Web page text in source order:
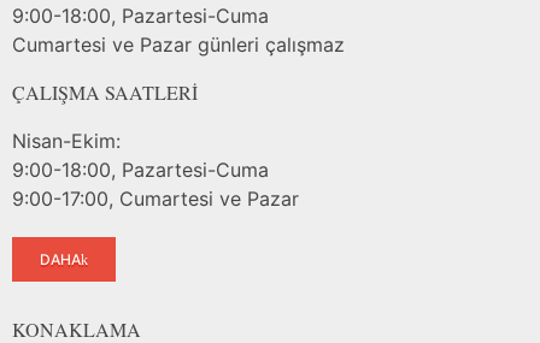
9:00-18:00, Pazartesi-Cuma
Cumartesi ve Pazar günleri çalışmaz
ÇALIŞMA SAATLERİ
Nisan-Ekim:
9:00-18:00, Pazartesi-Cuma
9:00-17:00, Cumartesi ve Pazar
DAHA
KONAKLAMA